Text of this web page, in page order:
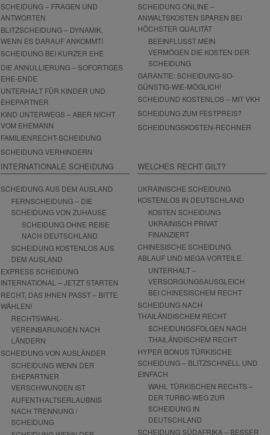
SCHEIDUNG – FRAGEN UND
ANTWORTEN
BLITZSCHEIDUNG – DYNAMIK,
WENN ES DARAUF ANKOMMT!
SCHEIDUNG BEI KURZER EHE
DIE ANNULLIERUNG – SOFORTIGES
EHE-ENDE
UNTERHALT FÜR KINDER UND
EHEPARTNER
KIND UNTERWEGS – ABER NICHT
VOM EHEMANN
FAMILIENRECHT-SCHEIDUNG
SCHEIDUNG VERHINDERN
SCHEIDUNG ONLINE –
ANWALTSKOSTEN SPAREN BEI
HÖCHSTER QUALITÄT
BEEINFLUSST MEIN
VERMÖGEN DIE KOSTEN DER
SCHEIDUNG
GARANTIE: SCHEIDUNG-SO-
GÜNSTIG-WIE-MÖGLICH!
SCHEIDUND KOSTENLOS – MIT VKH
SCHEIDUNG ZUM FESTPREIS?
SCHEIDUNGSKOSTEN-RECHNER
INTERNATIONALE SCHEIDUNG
SCHEIDUNG AUS DEM AUSLAND
FERNSCHEIDUNG – DIE
SCHEIDUNG VON ZUHAUSE
SCHEIDUNG OHNE REISE
NACH DEUTSCHLAND
SCHEIDUNG KOSTENLOS AUS
DEM AUSLAND
EXPRESS SCHEIDUNG
INTERNATIONAL – JETZT STARTEN
RECHT, DAS IHNEN PASST – BITTE
WÄHLEN!
RECHTSWAHL-
VEREINBARUNGEN NACH
LÄNDERN
SCHEIDUNG VON AUSLÄNDER
SCHEIDUNG WENN DER
EHEPARTNER
VERSCHWUNDEN IST
AUFENTHALTSERLAUBNIS
NACH TRENNUNG /
SCHEIDUNG
WELCHES RECHT GILT?
UKRAINISCHE SCHEIDUNG
KOSTENLOS IN DEUTSCHLAND
KOSTEN SCHEIDUNG
UKRAINISCH PRIVAT
FINANZIERT
CHINESISCHE SCHEIDUNG.
ABLAUF UND MEGA-VORTEILE.
UNTERHALT –
VERSORGUNGSAUSGLEICH
BEI CHINESISCHEM RECHT
SCHEIDUNG NACH
THAILÄNDISCHEM RECHT
SCHEIDUNGSFOLGEN NACH
THAILÄNDISCHEM RECHT
HYPER BONUS TÜRKISCHE
SCHEIDUNG – BLITZSCHNELL UND
EINFACH
WAHL TÜRKISCHEN RECHTS –
DER TURBO-WEG ZUR
SCHEIDUNG IN
DEUTSCHLAND
SCHEIDUNG SÜDAFRIKA – BESSER